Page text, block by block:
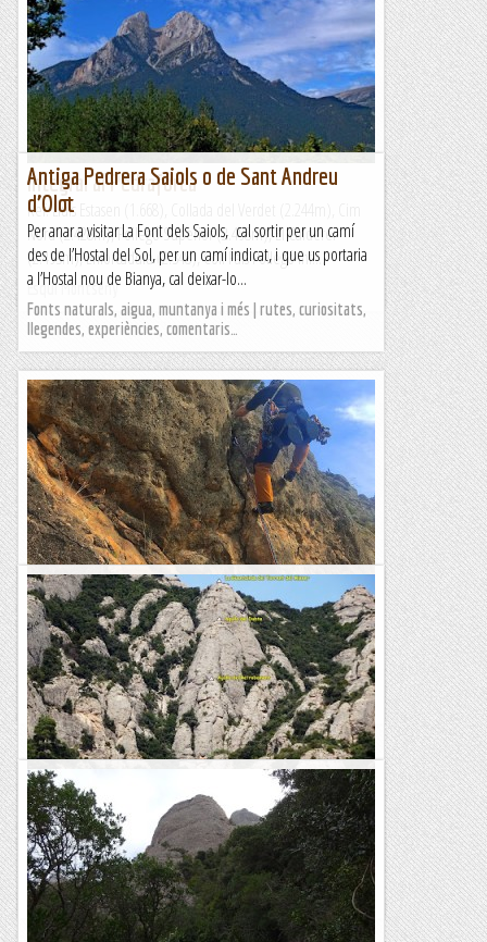
Integral al Pedraforca
Ref. Lluís Estasen (1.668), Collada del Verdet (2.244m), Cim
Nord (2.428m), Pollegó Superior (2.498m), El Calderer
(2.493m), Enforcadura (2.348), Coll Fals Pollegó Inf....
Esqui Montseny
Antiga Pedrera Saiols o de Sant Andreu
d’Olot
Per anar a visitar La Font dels Saiols, cal sortir per un camí
des de l’Hostal del Sol, per un camí indicat, i que us portaria
a l’Hostal nou de Bianya, cal deixar-lo...
Fonts naturals, aigua, muntanya i més | rutes, curiositats,
llegendes, experiències, comentaris…
Nova via: integral a la cresta d'amets
Falta la ressenya... Això del confinament comarcal ens ha fet
molt de mal. Només sortint 4 km podíem anar al sector de
Tanca-li-porta a Ivars de Noguera i ens ha permet...
Escalada per a tontos
Torrent del misser. integral dels missaires.
El torrent del Misser és troba a la dreta del Clot de la Mònica.
Aquest torrent amaga un laberint de petites Agulles on
arribar-hi ja demana bona intuïció doncs cal seguir...
Joan asín